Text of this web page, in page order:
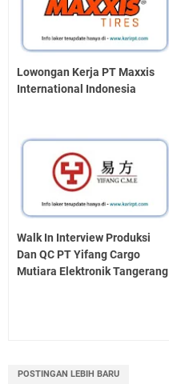
Lowongan Kerja PT Maxxis
International Indonesia
Walk In Interview Produksi
Dan QC PT Yifang Cargo
Mutiara Elektronik Tangerang
POSTINGAN LEBIH BARU